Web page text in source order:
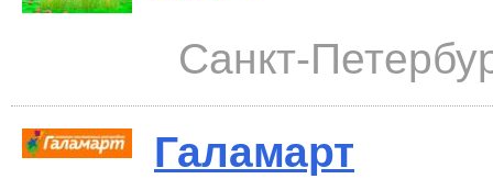
Санкт-
Галамарт